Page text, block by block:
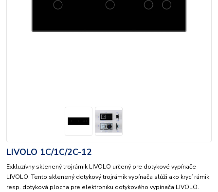
LIVOLO 1C/1C/2C-12
Exkluzívny sklenený trojrámik LIVOLO určený pre dotykové vypínače
LIVOLO. Tento sklenený dotykový trojrámik vypínača slúži ako krycí rámik
resp. dotyková plocha pre elektroniku dotykového vypínača LIVOLO.